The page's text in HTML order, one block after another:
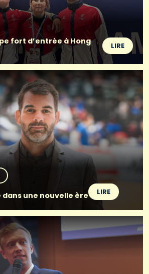
fort d’entrée à Hong
LIRE
dans une nouvelle ère
LIRE